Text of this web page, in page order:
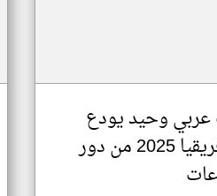
وحيد يودع
كأس إفريقيا 2025 من دور